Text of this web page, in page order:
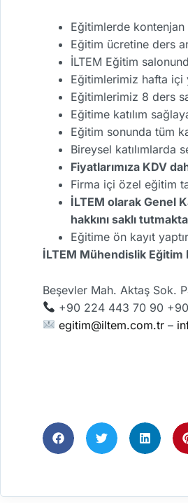
Eğitimlerde kontenjan
Eğitim ücretine ders
İLTEM Eğitim
Eğitimlerimiz hafta içi
Eğitimlerimiz 8 ders
Eğitime katılım
Eğitim sonunda tüm
Bireysel katılımlarda
Fiyatlarımıza KDV
Firma içi özel eğitim
İLTEM olarak Genel
hakkını saklı
Eğitime ön kayıt
İLTEM Mühendislik Eğitim
Beşevler Mah. Aktaş Sok.
+90 224 443 70 90
egitim@iltem.com.tr –